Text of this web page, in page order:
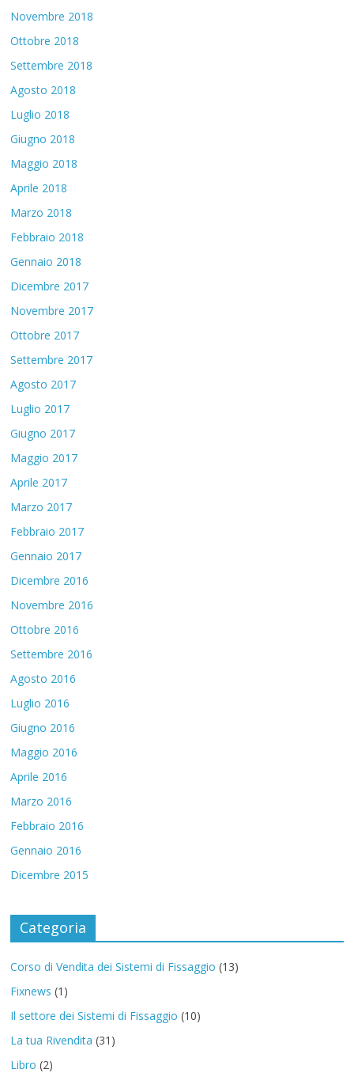
Novembre 2018
Ottobre 2018
Settembre 2018
Agosto 2018
Luglio 2018
Giugno 2018
Maggio 2018
Aprile 2018
Marzo 2018
Febbraio 2018
Gennaio 2018
Dicembre 2017
Novembre 2017
Ottobre 2017
Settembre 2017
Agosto 2017
Luglio 2017
Giugno 2017
Maggio 2017
Aprile 2017
Marzo 2017
Febbraio 2017
Gennaio 2017
Dicembre 2016
Novembre 2016
Ottobre 2016
Settembre 2016
Agosto 2016
Luglio 2016
Giugno 2016
Maggio 2016
Aprile 2016
Marzo 2016
Febbraio 2016
Gennaio 2016
Dicembre 2015
Categoria
Corso di Vendita dei Sistemi di Fissaggio (13)
Fixnews (1)
Il settore dei Sistemi di Fissaggio (10)
La tua Rivendita (31)
Libro (2)